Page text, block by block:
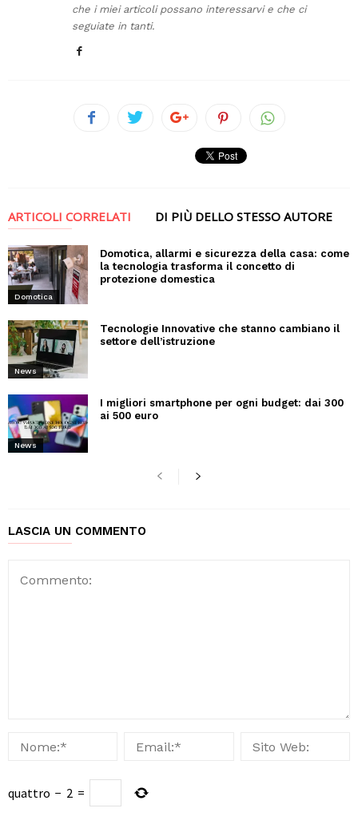
che i miei articoli possano interessarvi e che ci
seguiate in tanti.
ARTICOLI CORRELATI DI PIÙ DELLO STESSO AUTORE
Domotica
Domotica, allarmi e sicurezza della casa: come
la tecnologia trasforma il concetto di
protezione domestica
News
Tecnologie Innovative che stanno cambiano il
settore dell’istruzione
News
I migliori smartphone per ogni budget: dai 300
ai 500 euro
LASCIA UN COMMENTO
quattro − 2 =